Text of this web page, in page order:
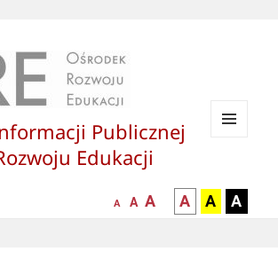
Publicznej
Edukacji
mniejsza
A
normalna
A
większa-
czcionka
A
kontrast
czarny
A
kontrast
czarny
A
żółty
A